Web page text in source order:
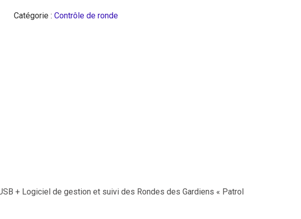
Catégorie : Contrôle de ronde
+ Logiciel de gestion et suivi des Rondes des Gardiens « Patrol